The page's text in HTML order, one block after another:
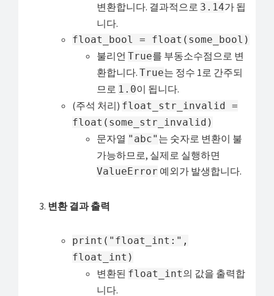
변환합니다. 결과적으로 3.14가 됩
니다.
float_bool = float(some_bool)
불리언 True를 부동소수점으로 변
환합니다. True는 정수 1로 간주되
므로 1.0이 됩니다.
(주석 처리) float_str_invalid =
float(some_str_invalid)
문자열 "abc" 는 숫자로 변환이 불
가능하므로, 실제로 실행하면
ValueError 예외가 발생합니다.
변환 결과 출력
print("float_int:",
float_int)
변환된 float_int의 값을 출력합
니다.